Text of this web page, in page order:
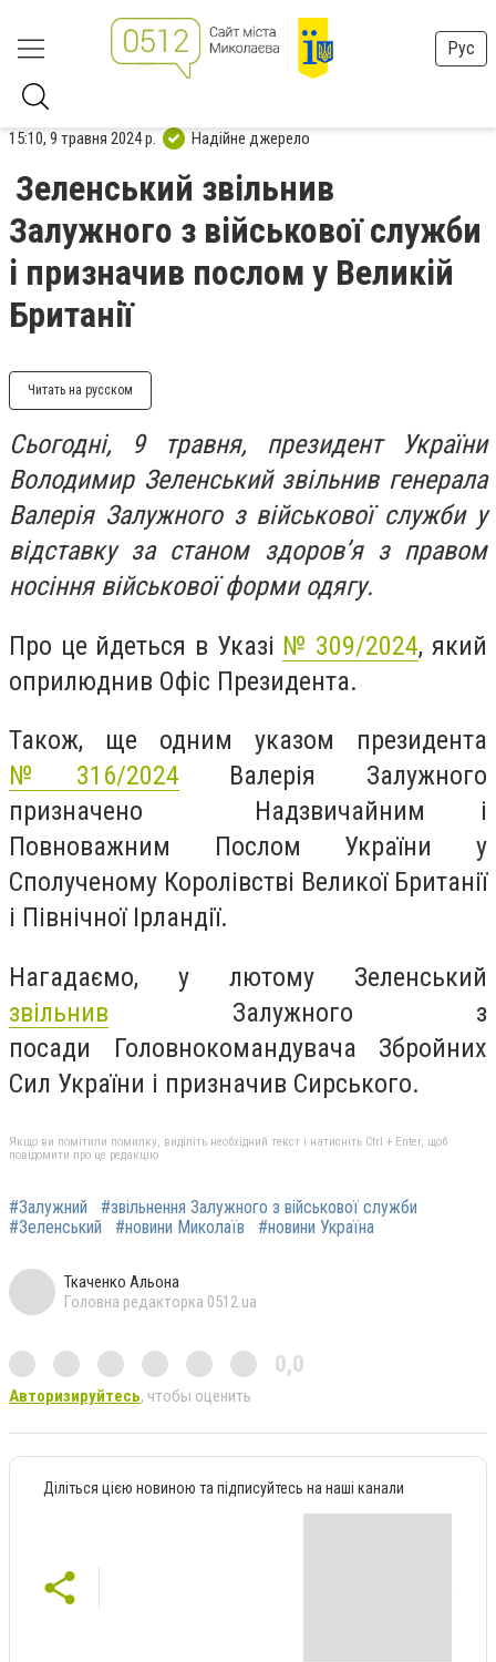
Рус
15:10, 9 травня 2024 р. Надійне джерело
Зеленський звільнив
Залужного з військової служби
і призначив послом у Великій
Британії
Читать на русском
Сьогодні, 9 травня, президент України
Володимир Зеленський звільнив генерала
Валерія Залужного з військової служби у
відставку за станом здоровʼя з правом
носіння військової форми одягу.
Про це йдеться в Указі № 309/2024, який
оприлюднив Офіс Президента.
Також, ще одним указом президента
№316/2024 Валерія Залужного
призначено
Надзвичайним і
Повноважним Послом України у
Сполученому Королівстві Великої Британії
і Північної Ірландії.
Нагадаємо, у лютому Зеленський
звільнив Залужного з
посади Головнокомандувача Збройних
Сил України і призначив Сирського.
Якщо ви помітили помилку, виділіть необхідний текст і натисніть Ctrl + Enter, щоб
повідомити про це редакцію
#Залужний
#звільнення Залужного з військової служби
#Зеленський
#новини Миколаїв #новини Україна
Ткаченко Альона
Головна редакторка 0512.ua
0,0
Авторизируйтесь, чтобы оценить
Діліться цією новиною та підписуйтесь на наші канали